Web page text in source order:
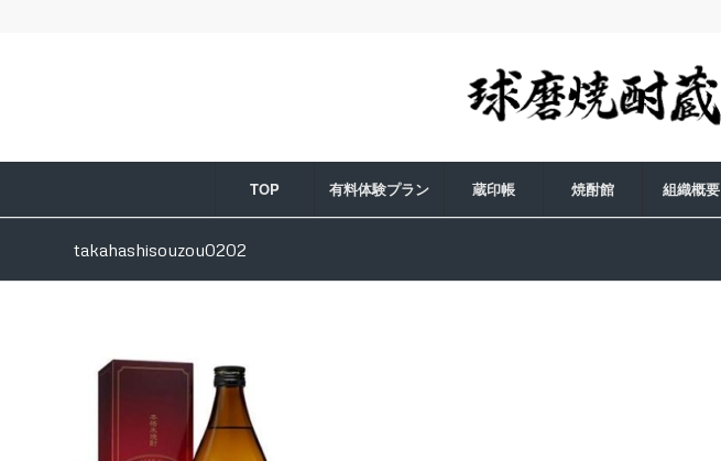
TOP 有料体験プラン 蔵印帳 焼酎館 組織概要
takahashisouzou0202